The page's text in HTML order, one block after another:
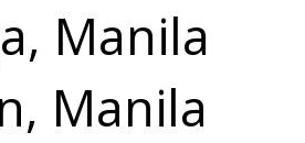
Manila
Manila